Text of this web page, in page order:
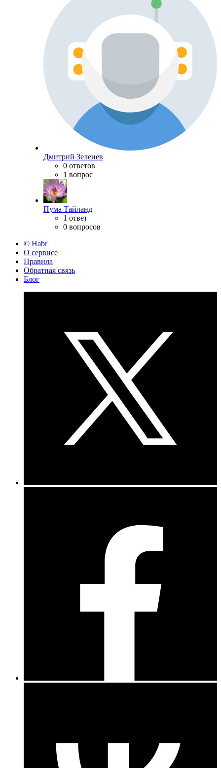
Дмитрий Зеленев
0 ответов
1 вопрос
Пума Тайланд
1 ответ
0 вопросов
© Habr
О сервисе
Правила
Обратная связь
Блог